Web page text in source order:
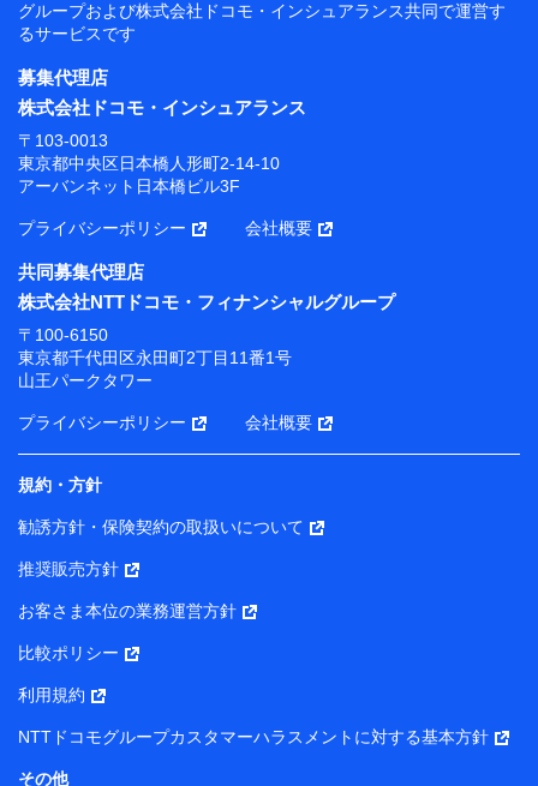
グループおよび株式会社ドコモ・インシュアランス共同で運営す
るサービスです
募集代理店
株式会社ドコモ・インシュアランス
〒103-0013
東京都中央区日本橋人形町2-14-10
アーバンネット日本橋ビル3F
プライバシーポリシー 会社概要
共同募集代理店
株式会社NTTドコモ・フィナンシャルグループ
〒100-6150
東京都千代田区永田町2丁目11番1号
山王パークタワー
プライバシーポリシー 会社概要
規約・方針
勧誘方針・保険契約の取扱いについて
推奨販売方針
お客さま本位の業務運営方針
比較ポリシー
利用規約
NTTドコモグループカスタマーハラスメントに対する基本方針
その他